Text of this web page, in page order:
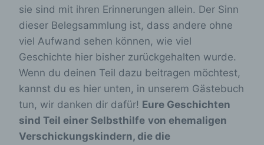
sie sind mit ihren Erinnerungen allein. Der Sinn
dieser Belegsammlung ist, dass andere ohne
viel Aufwand sehen können, wie viel
Geschichte hier bisher zurückgehalten wurde.
Wenn du deinen Teil dazu beitragen möchtest,
kannst du es hier unten, in unserem Gästebuch
tun, wir danken dir dafür! Eure Geschichten
sind Teil einer Selbsthilfe von ehemaligen
Verschickungskindern, die die